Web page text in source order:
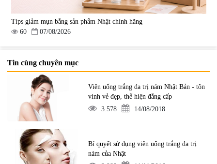
Tips giảm mụn bằng sản phẩm Nhật chính hãng
60
07/08/2026
Tin cùng chuyên mục
Viên uống trắng da trị nám Nhật Bản - tôn
vinh vẻ đẹp, thể hiện đẳng cấp
3.578
14/08/2018
Bí quyết sử dụng viên uống trắng da trị
nám của Nhật